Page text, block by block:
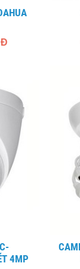
4MP
CAMERA DS2230DIP IP DAHUA 2MP